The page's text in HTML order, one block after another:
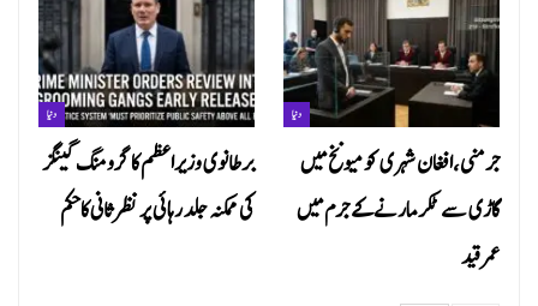
دنیا
برطانوی وزیراعظم کا گرومنگ گینگز
کی ممکنہ جلد رہائی پر نظرثانی کاحکم
دنیا
جرمنی،افغان شہری کو میونخ میں
گاڑی سے ٹکر مارنے کے جرم میں
عمر قید